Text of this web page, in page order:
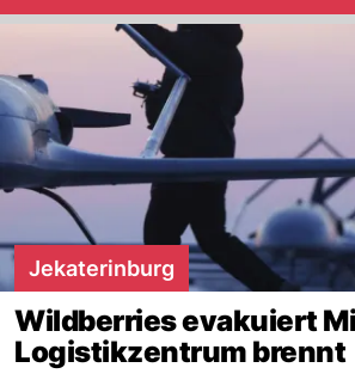
Jekaterinburg
Wildberries evakuiert
Logistikzentrum brennt